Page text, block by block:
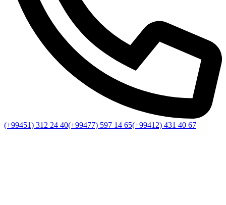
(+99451) 312 24 40(+99477) 597 14 65(+99412) 431 40 67